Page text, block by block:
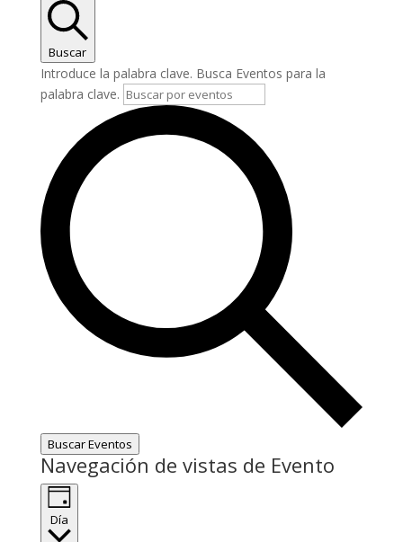
Buscar
Introduce la palabra clave. Busca Eventos para la
palabra clave.
Buscar Eventos
Navegación de vistas de Evento
Día